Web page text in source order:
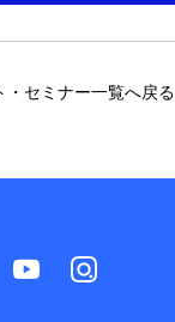
・セミナー一覧へ戻る